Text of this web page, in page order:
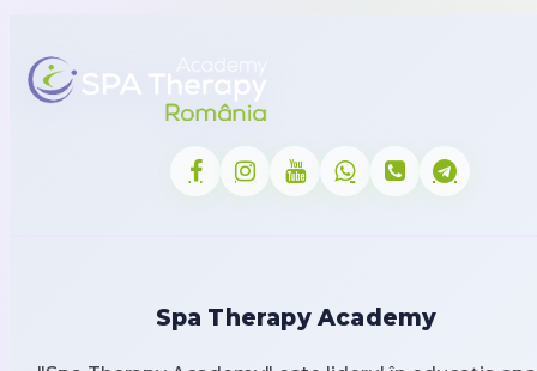
Spa Therapy Academy